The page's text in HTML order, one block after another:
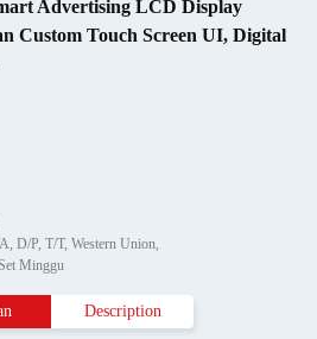
Advertising LCD Display
Custom Touch Screen UI, Digital
D/P, T/T, Western Union,
Minggu
Description